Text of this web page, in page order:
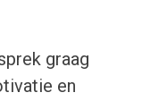
graag
en